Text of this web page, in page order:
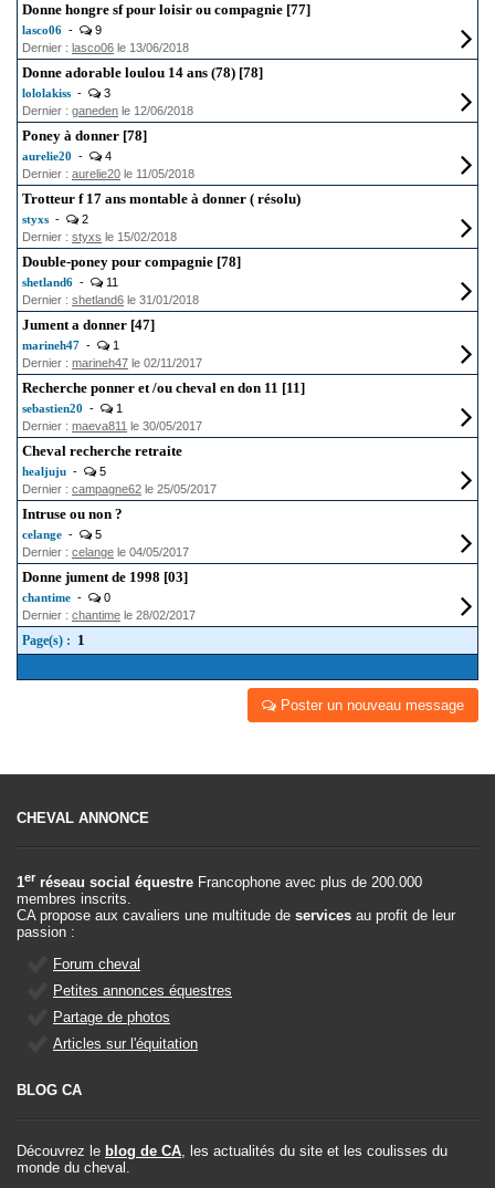
Donne hongre sf pour loisir ou compagnie [77]
lasco06 -
9
Dernier : lasco06 le 13/06/2018
Donne adorable loulou 14 ans (78) [78]
lololakiss -
3
Dernier : ganeden le 12/06/2018
Poney à donner [78]
aurelie20 -
4
Dernier : aurelie20 le 11/05/2018
Trotteur f 17 ans montable à donner ( résolu)
styxs -
2
Dernier : styxs le 15/02/2018
Double-poney pour compagnie [78]
shetland6 -
11
Dernier : shetland6 le 31/01/2018
Jument a donner [47]
marineh47 -
1
Dernier : marineh47 le 02/11/2017
Recherche ponner et /ou cheval en don 11 [11]
sebastien20 -
1
Dernier : maeva811 le 30/05/2017
Cheval recherche retraite
healjuju -
5
Dernier : campagne62 le 25/05/2017
Intruse ou non ?
celange -
5
Dernier : celange le 04/05/2017
Donne jument de 1998 [03]
chantime -
0
Dernier : chantime le 28/02/2017
Page(s) : 1
Poster un nouveau message
CHEVAL ANNONCE
1er réseau social équestre Francophone avec plus de 200.000
membres inscrits.
CA propose aux cavaliers une multitude de services au profit de leur
passion :
Forum cheval
Petites annonces équestres
Partage de photos
Articles sur l'équitation
BLOG CA
Découvrez le blog de CA, les actualités du site et les coulisses du
monde du cheval.